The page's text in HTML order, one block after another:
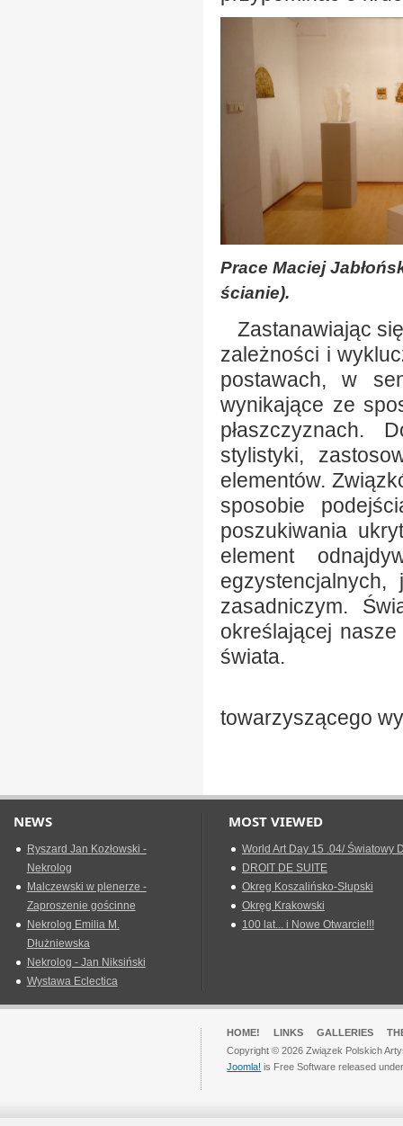
Prace Maciej
ścianie).
Zastanawiając
zależności i
postawach, w
wynikające ze
płaszczyznach.
stylistyki,
elementów.
sposobie
poszukiwania
element
zasadniczym.
określającej
świata.
towarzyszącego
NEWS
Ryszard Jan Kozłowski -
Nekrolog
Malczewski w plenerze -
Zaproszenie gościnne
Nekrolog Emilia M.
Dłużniewska
Nekrolog - Jan Niksiński
Wystawa Eclectica
MOST VIEWED
World Art Day 15 .04/ Światowy
DROIT DE SUITE
Okreg Koszalińsko-Słupski
Okręg Krakowski
100 lat... i Nowe Otwarcie!!!
HOME! LINKS GALLERIES
Copyright © 2026 Związek Polskich
Joomla! is Free Software released